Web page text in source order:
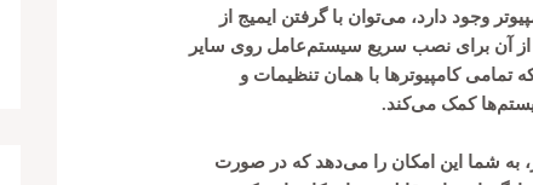
وجود دارد، می‌توان باگرفتن ایمیج از
و از آن برای نصب سریع سیستم‌عامل روی سایر
کامپیوترها با همان تنظیمات و
کمک می‌کند.
به شما این امکان را می‌دهد که در صورت